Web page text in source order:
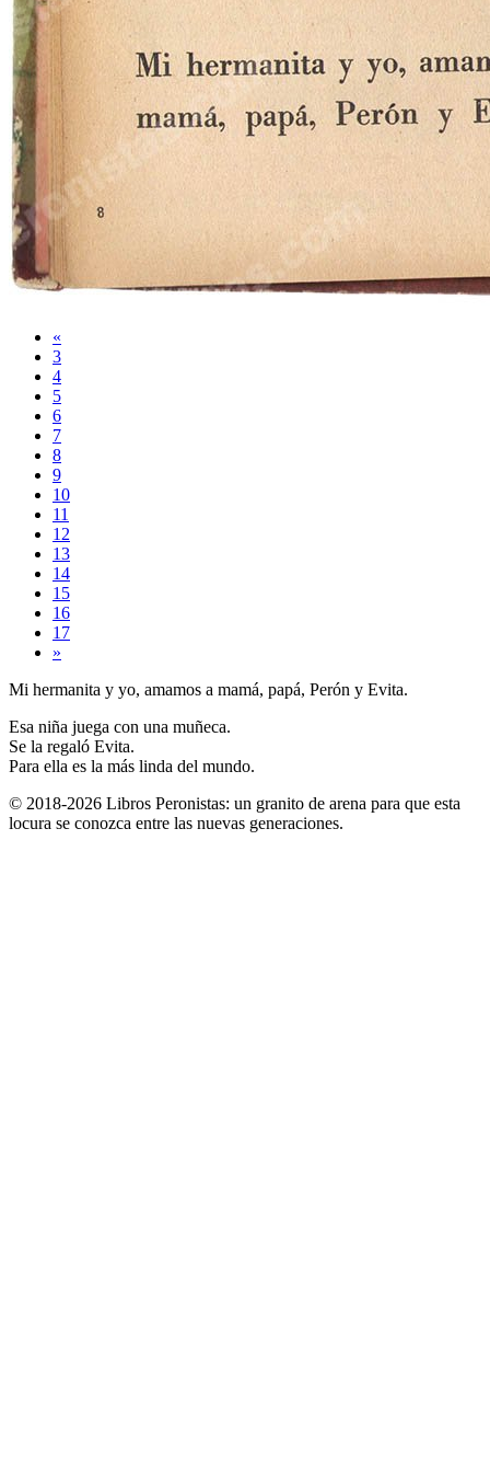
«
3
4
5
6
7
8
9
10
11
12
13
14
15
16
17
»
Mi hermanita y yo, amamos a mamá, papá, Perón y Evita.
Esa niña juega con una muñeca.
Se la regaló Evita.
Para ella es la más linda del mundo.
© 2018-2026 Libros Peronistas: un granito de arena para que esta
locura se conozca entre las nuevas generaciones.